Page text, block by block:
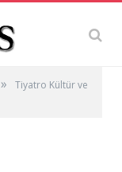
»
Tiyatro Kültür ve